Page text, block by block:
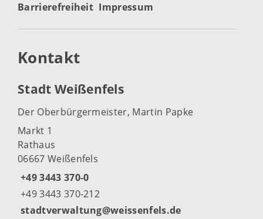
Barrierefreiheit Impressum
Kontakt
Stadt Weißenfels
Der Oberbürgermeister, Martin Papke
Markt 1
Rathaus
06667 Weißenfels
+49 3443 370-0
+49 3443 370-212
stadtverwaltung@weissenfels.de